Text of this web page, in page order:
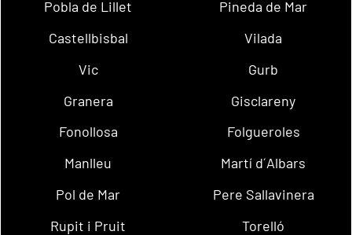
Pobla de Lillet
Pineda de Mar
Castellbisbal
Vilada
Vic
Gurb
Granera
Gisclareny
Fonollosa
Folgueroles
Manlleu
Martí d´Albars
Pol de Mar
Pere Sallavinera
Rupit i Pruit
Torelló